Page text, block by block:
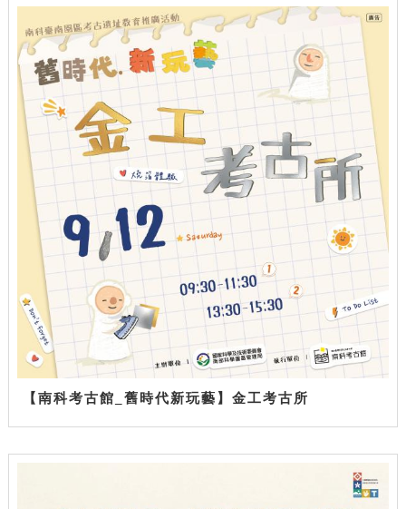
【南科考古館_舊時代新玩藝】金工考古所